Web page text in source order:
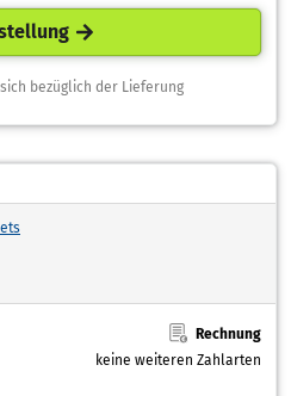
bezüglich der Lieferung
Rechnung
keine weiteren Zahlarten